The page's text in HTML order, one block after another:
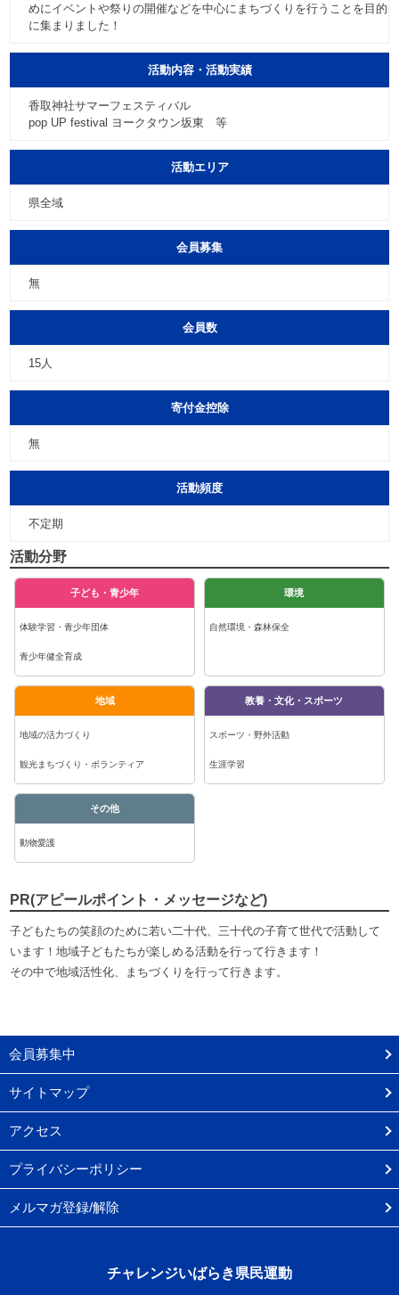
めにイベントや祭りの開催などを中心にまちづくりを行うことを目的
に集まりました！
活動内容・活動実績
香取神社サマーフェスティバル
pop UP festival ヨークタウン坂東 等
活動エリア
県全域
会員募集
無
会員数
15人
寄付金控除
無
活動頻度
不定期
活動分野
子ども・青少年
体験学習・青少年団体
青少年健全育成
環境
自然環境・森林保全
地域
地域の活力づくり
観光まちづくり・ボランティア
教養・文化・スポーツ
スポーツ・野外活動
生涯学習
その他
動物愛護
PR(アピールポイント・メッセージなど)
子どもたちの笑顔のために若い二十代、三十代の子育て世代で活動して
います！地域子どもたちが楽しめる活動を行って行きます！
その中で地域活性化、まちづくりを行って行きます。
会員募集中
サイトマップ
アクセス
プライバシーポリシー
メルマガ登録/解除
チャレンジいばらき県民運動